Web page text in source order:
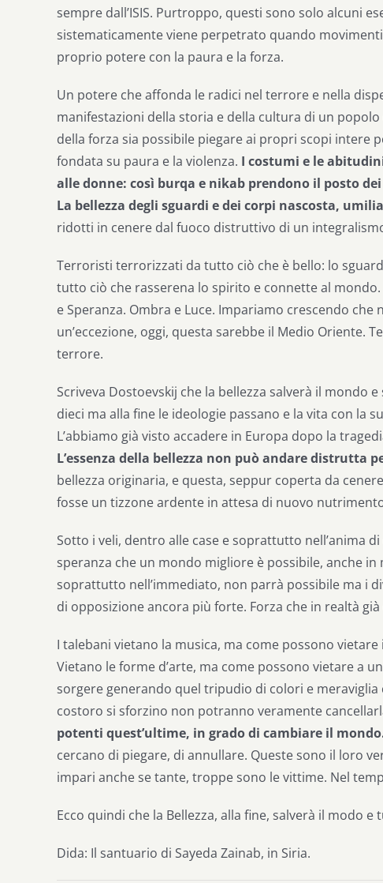
sempre dall’ISIS. Purtroppo, questi sono solo alcuni
sistematicamente viene perpetrato quando
proprio potere con la paura e la forza.
Un potere che affonda le radici nel terrore e nella
manifestazioni della storia e della cultura di un
della forza sia possibile piegare ai propri scopi intere
fondata su paura e la violenza. I costumi e le
alle donne: così burqa e nikab prendono il posto
La bellezza degli sguardi e dei corpi nascosta,
ridotti in cenere dal fuoco distruttivo di un
Terroristi terrorizzati da tutto ciò che è bello: lo
tutto ciò che rasserena lo spirito e connette al
e Speranza. Ombra e Luce. Impariamo crescendo
un’eccezione, oggi, questa sarebbe il Medio Oriente.
terrore.
Scriveva Dostoevskij che la bellezza salverà il mondo
dieci ma alla fine le ideologie passano e la vita con la
L’abbiamo già visto accadere in Europa dopo la
L’essenza della bellezza non può andare distrutta
bellezza originaria, e questa, seppur coperta da
fosse un tizzone ardente in attesa di nuovo
Sotto i veli, dentro alle case e soprattutto nell’anima
speranza che un mondo migliore è possibile, anche
soprattutto nell’immediato, non parrà possibile ma i
di opposizione ancora più forte. Forza che in realtà già
I talebani vietano la musica, ma come possono
Vietano le forme d’arte, ma come possono vietare a
sorgere generando quel tripudio di colori e meraviglia
costoro si sforzino non potranno veramente
potenti quest’ultime, in grado di cambiare il
cercano di piegare, di annullare. Queste sono il loro
impari anche se tante, troppe sono le vittime. Nel
Ecco quindi che la Bellezza, alla fine, salverà il modo
Dida: Il santuario di Sayeda Zainab, in Siria.